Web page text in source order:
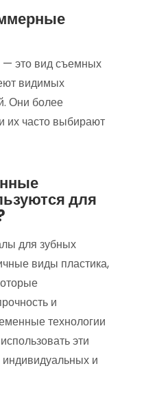
это вид съемных
видимых
Они более
их часто выбирают
для
для зубных
виды пластика,
и
технологии
эти
и